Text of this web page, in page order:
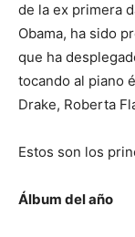
de la ex primera
Obama, ha sido
que ha
tocando al piano
Drake, Roberta
Estos son los
Álbum del año